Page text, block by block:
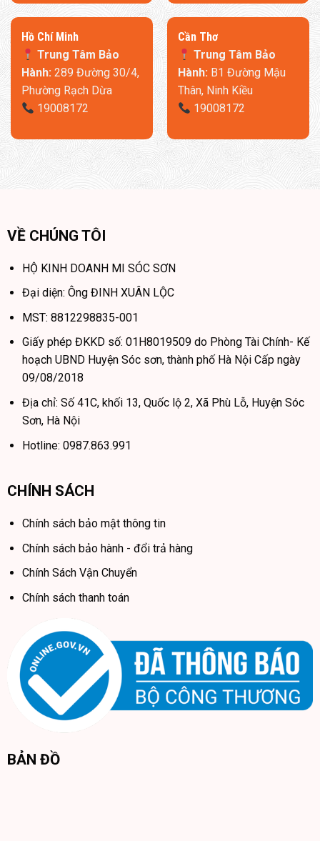
Kết nối thông minh với app Mijia
Là một phần của hệ sinh thái gia dụng thông minh của Xiaomi,
máy tạo độ ẩm Mijia 3 cũng được tích hợp khả năng kết nối
thông minh với ứng dụng Mijia để có thể thực hiện điều chỉnh
và cài đặt từ xa. Ngoài ra, máy cũng có khả năng kết nối với
Trung). Đồng thời, máy cũng có thể kết nối với các thiết bị khác
ra một mạng lưới thông minh linh hoạt trong ngôi nhà của
​Hồ Chí Minh
Trung Tâm Bảo
Hành:289 Đường 30/4,
Phường Rạch Dừa
19008172
Cần Thơ
Trung Tâm Bảo
Hành:B1 Đường Mậu
Thân, Ninh Kiều
19008172
VỀ CHÚNG TÔI
HỘ KINH DOANH MI SÓC SƠN
Đại diện: Ông ĐINH XUÂN LỘC
MST: 8812298835-001
Giấy phép ĐKKD số: 01H8019509 do Phòng Tài Chính- Kế
hoạch UBND Huyện Sóc sơn, thành phố Hà Nội Cấp ngày
09/08/2018
Địa chỉ: Số 41C, khối 13, Quốc lộ 2, Xã Phù Lỗ, Huyện Sóc
Sơn, Hà Nội
Hotline: 0987.863.991
CHÍNH SÁCH
Chính sách bảo mật thông tin
Chính sách bảo hành - đổi trả hàng
Chính Sách Vận Chuyển
Chính sách thanh toán
BẢN ĐỒ